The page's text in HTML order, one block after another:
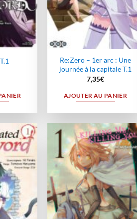
Re:Zero – 1er arc : Une
journée à la capitale T.1
7,35€
AJOUTER AU PANIER
Ajouter
à la
wishlist
Ajouter
à la
wishlist